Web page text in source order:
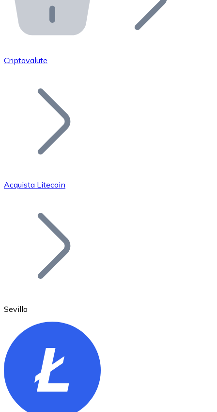
API Bitnovo
Integra la nostra API nel tuo ecosistema.
Unisciti alla nostra rete di rivenditori e
Aggiungi il token del tuo progetto al nostro servizio di
Bitcoin
Ethereum
ETH
Criptovalute
Acquista Litecoin
Sevilla